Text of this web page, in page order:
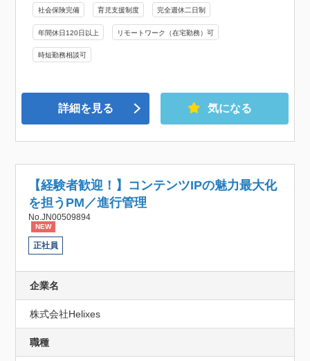
社会保険完備 育児支援制度 完全週休二日制
年間休日120日以上 リモートワーク（在宅勤務）可
時短勤務相談可
詳細を見る 気になる
【経験者歓迎！】コンテンツIPの魅力最大化
を担うPM／進行管理
No.JN00509894
NEW
正社員
企業名
株式会社Helixes
職種